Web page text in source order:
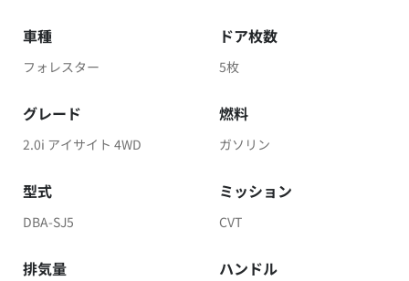
車種
フォレスター
ドア枚数
5枚
グレード
2.0i アイサイト 4WD
燃料
ガソリン
型式
DBA-SJ5
ミッション
CVT
排気量 ハンドル